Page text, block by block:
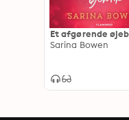
Et afgørende
Sarina Bowen